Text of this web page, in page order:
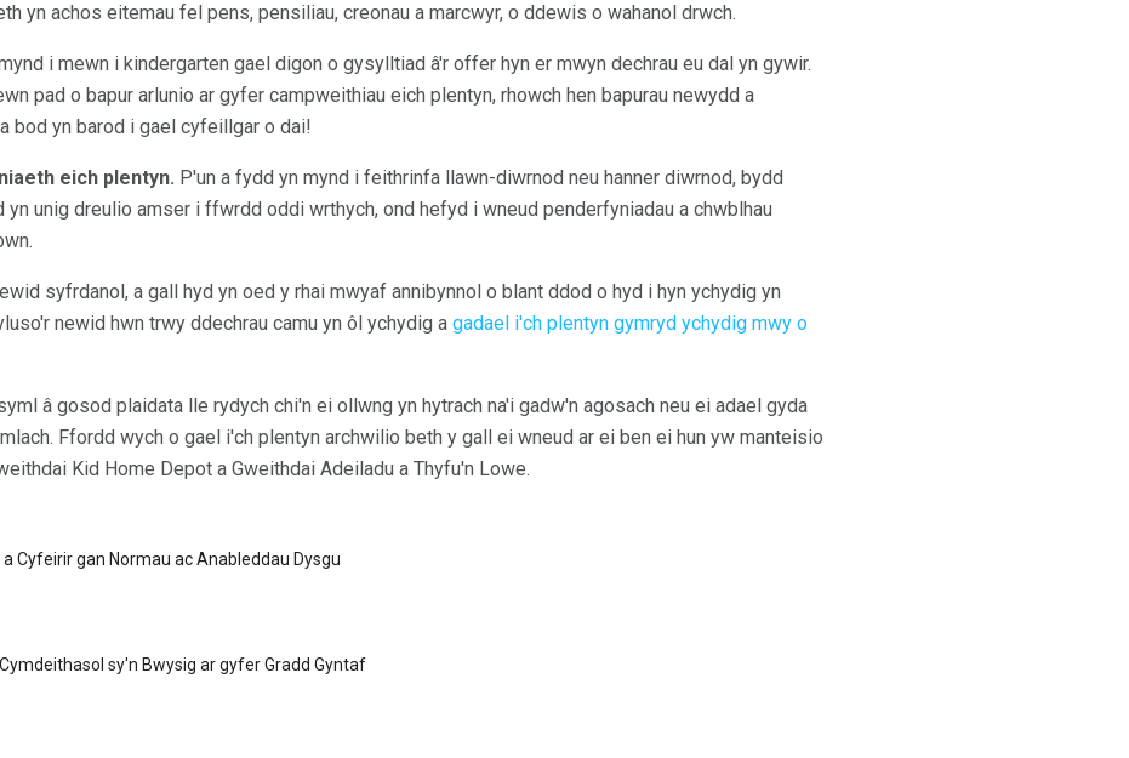
yn achos eitemau fel pens, pensiliau, creonau a marcwyr, o ddewis o wahanol drwch.
i mewn i kindergarten gael digon o gysylltiad â'r offer hyn er mwyn dechrau eu dal yn gywir.
pad o bapur arlunio ar gyfer campweithiau eich plentyn, rhowch hen bapurau newydd a
bod yn barod i gael cyfeillgar o dai!
eich plentyn. P'un a fydd yn mynd i feithrinfa llawn-diwrnod neu hanner diwrnod, bydd
unig dreulio amser i ffwrdd oddi wrthych, ond hefyd i wneud penderfyniadau a chwblhau
syfrdanol, a gall hyd yn oed y rhai mwyaf annibynnol o blant ddod o hyd i hyn ychydig yn
newid hwn trwy ddechrau camu yn ôl ychydig a gadael i'ch plentyn gymryd ychydig mwy o
â gosod plaidata lle rydych chi'n ei ollwng yn hytrach na'i gadw'n agosach neu ei adael gyda
Ffordd wych o gael i'ch plentyn archwilio beth y gall ei wneud ar ei ben ei hun yw manteisio
Kid Home Depot a Gweithdai Adeiladu a Thyfu'n Lowe.
a Cyfeirir gan Normau ac Anableddau Dysgu
sy'n Bwysig ar gyfer Gradd Gyntaf